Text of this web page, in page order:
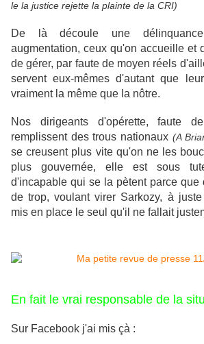
le la justice rejette la plainte de la CRI)
De là découle une
augmentation, ceux qu'on accueille et
de gérer, par faute de moyen réels
servent eux-mêmes d'autant que
vraiment la même que la nôtre.
Nos dirigeants d'opérette, faute
remplissent des trous nationaux (A
se creusent plus vite qu'on ne les
plus gouvernée, elle est sous
d'incapable qui se la pètent parce que
de trop, voulant virer Sarkozy, à
mis en place le seul qu'il ne fallait
En fait le vrai responsable de la
Sur Facebook j'ai mis çà :